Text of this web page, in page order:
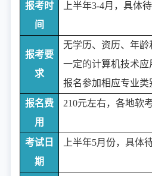
报考时
间
上半年3-4月，具体
报考要
求
无学历、资历、年
一定的计算机技术
报名参加相应专业类
报名费
用
210元左右，各地软
考试日
期
上半年5月份，具体